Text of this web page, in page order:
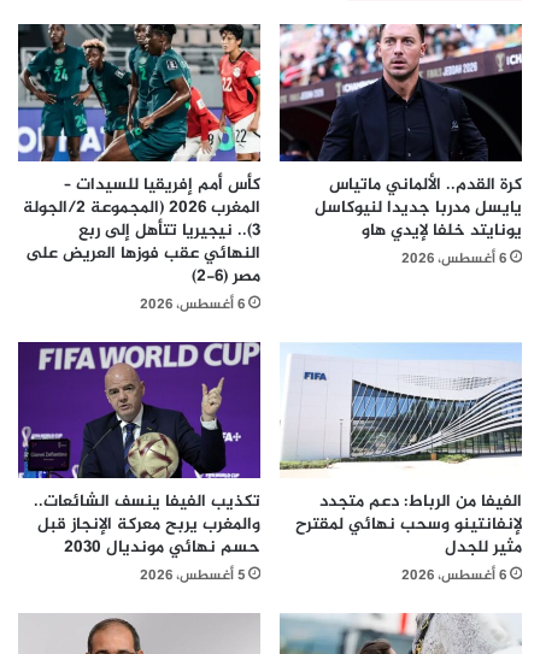
كرة القدم.. الألماني ماتياس
يايسل مدربا جديدا لنيوكاسل
يونايتد خلفا لإيدي هاو
6 أغسطس، 2026
كأس أمم إفريقيا للسيدات –
المغرب 2026 (المجموعة 2/الجولة
3).. نيجيريا تتأهل إلى ربع
النهائي عقب فوزها العريض على
مصر (6-2)
6 أغسطس، 2026
الفيفا من الرباط: دعم متجدد
لإنفانتينو وسحب نهائي لمقترح
مثير للجدل
6 أغسطس، 2026
تكذيب الفيفا ينسف الشائعات..
والمغرب يربح معركة الإنجاز قبل
حسم نهائي مونديال 2030
5 أغسطس، 2026